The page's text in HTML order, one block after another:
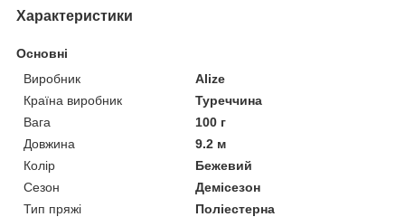
Характеристики
Основні
Виробник
Alize
Країна виробник
Туреччина
Вага
100 г
Довжина
9.2 м
Колір
Бежевий
Сезон
Демісезон
Тип пряжі
Поліестерна